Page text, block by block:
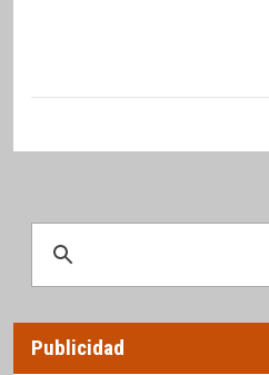
Publicidad